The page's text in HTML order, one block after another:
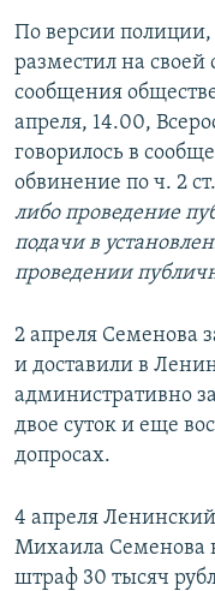
По версии
разместил на своей
сообщения
апреля, 14.00,
говорилось в
обвинение по ч. 2
либо проведение
подачи в
проведении
2 апреля Семенова
и доставили в
административно
двое суток и еще
допросах.
4 апреля
Михаила Семенова
штраф 30 тысяч